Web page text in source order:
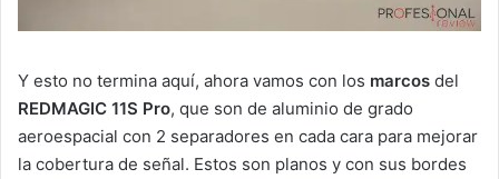
Y esto no termina aquí, ahora vamos con los marcos del
REDMAGIC 11S Pro, que son de aluminio de grado
aeroespacial con 2 separadores en cada cara para mejorar
la cobertura de señal. Estos son planos y con sus bordes